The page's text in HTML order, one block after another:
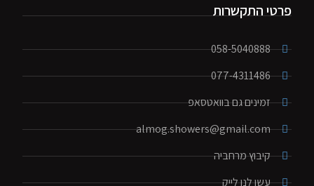
התקשרות
058-5040888
077-4311486
זמינים גם בוואטסאפ
almog.showers@gmail.com
קיבוץ מרחביה
עשו לנו לייק